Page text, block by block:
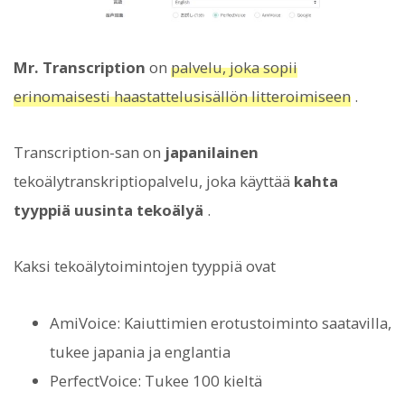
Mr. Transcription on palvelu, joka sopii
erinomaisesti haastattelusisällön litteroimiseen .
Transcription-san on japanilainen
tekoälytranskriptiopalvelu, joka käyttää kahta
tyyppiä uusinta tekoälyä .
Kaksi tekoälytoimintojen tyyppiä ovat
AmiVoice: Kaiuttimien erotustoiminto saatavilla,
tukee japania ja englantia
PerfectVoice: Tukee 100 kieltä